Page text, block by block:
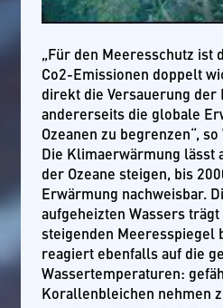
„Für den Meeresschutz ist
Co2-Emissionen doppelt
direkt die Versauerung der
andererseits die globale
Ozeanen zu begrenzen“,
Die Klimaerwärmung lässt
der Ozeane steigen, bis
Erwärmung nachweisbar.
aufgeheizten Wassers
steigenden Meeresspiegel
reagiert ebenfalls auf die
Wassertemperaturen:
Korallenbleichen nehmen